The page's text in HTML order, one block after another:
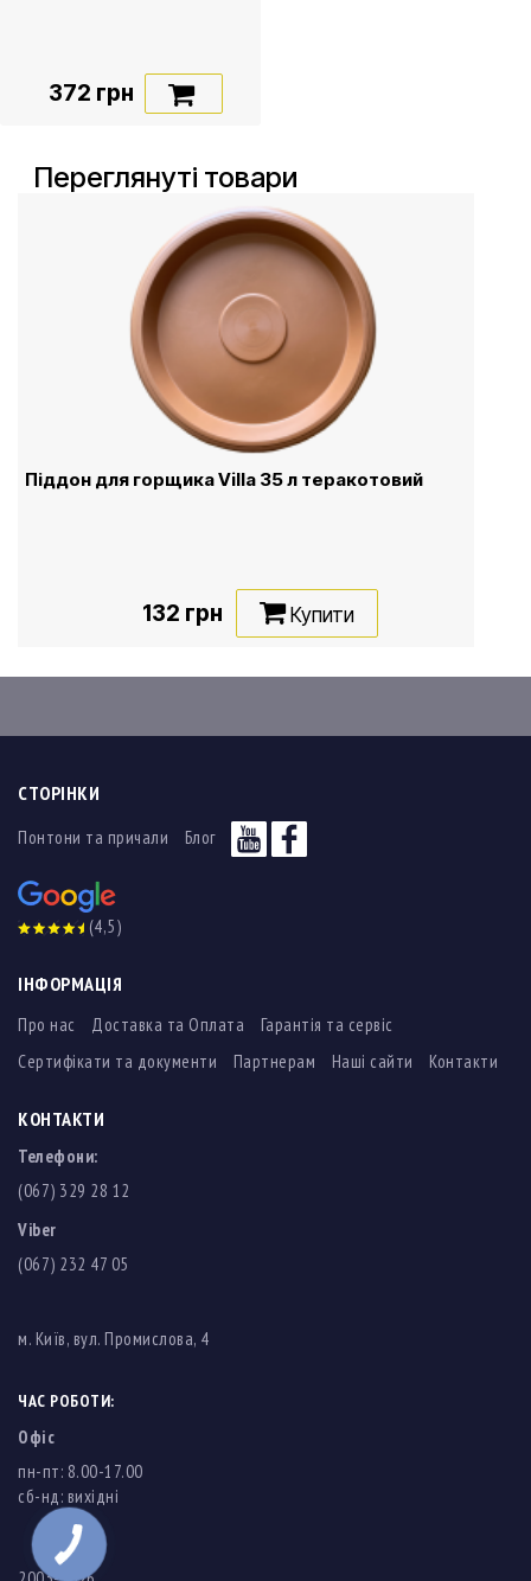
372 грн
Переглянуті товари
Піддон для горщика Villa 35 л теракотовий
132 грн Купити
СТОРІНКИ
Понтони та причали Блог
(4,5)
ІНФОРМАЦІЯ
Про нас Доставка та Оплата
Гарантія та сервіс
Сертифікати та документи
Партнерам Наші сайти Контакти
КОНТАКТИ
Телефони:
(067) 329 28 12
Viber
(067) 232 47 05
м. Київ, вул. Промислова, 4
ЧАС РОБОТИ:
Офіс
пн-пт: 8.00-17.00
cб-нд: вихідні